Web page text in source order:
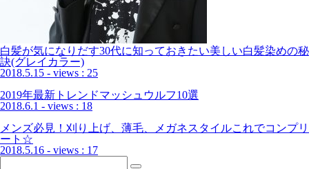
白髪が気になりだす30代に知っておきたい美しい白髪染めの秘
訣(グレイカラー)
2018.5.15 - views : 25
2019年最新トレンドマッシュウルフ10選
2018.6.1 - views : 18
メンズ必見！刈り上げ、薄毛、メガネスタイルこれでコンプリ
ート☆
2018.5.16 - views : 17